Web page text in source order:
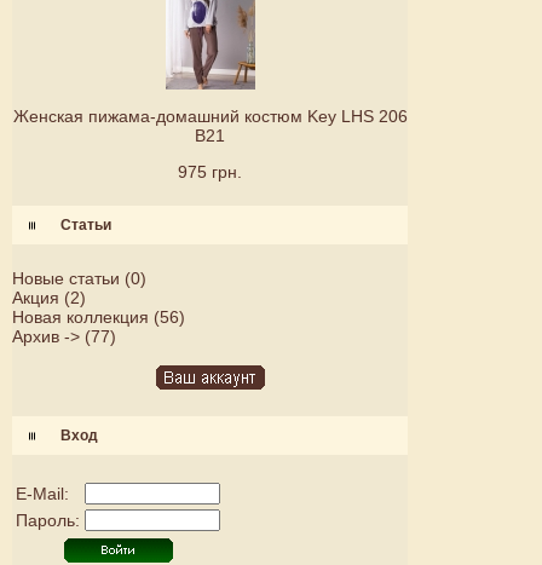
Женская пижама-домашний костюм Key LHS 206
B21
975 грн.
Статьи
Новые статьи (0)
Акция (2)
Новая коллекция (56)
Архив -> (77)
Вход
E-Mail:
Пароль: